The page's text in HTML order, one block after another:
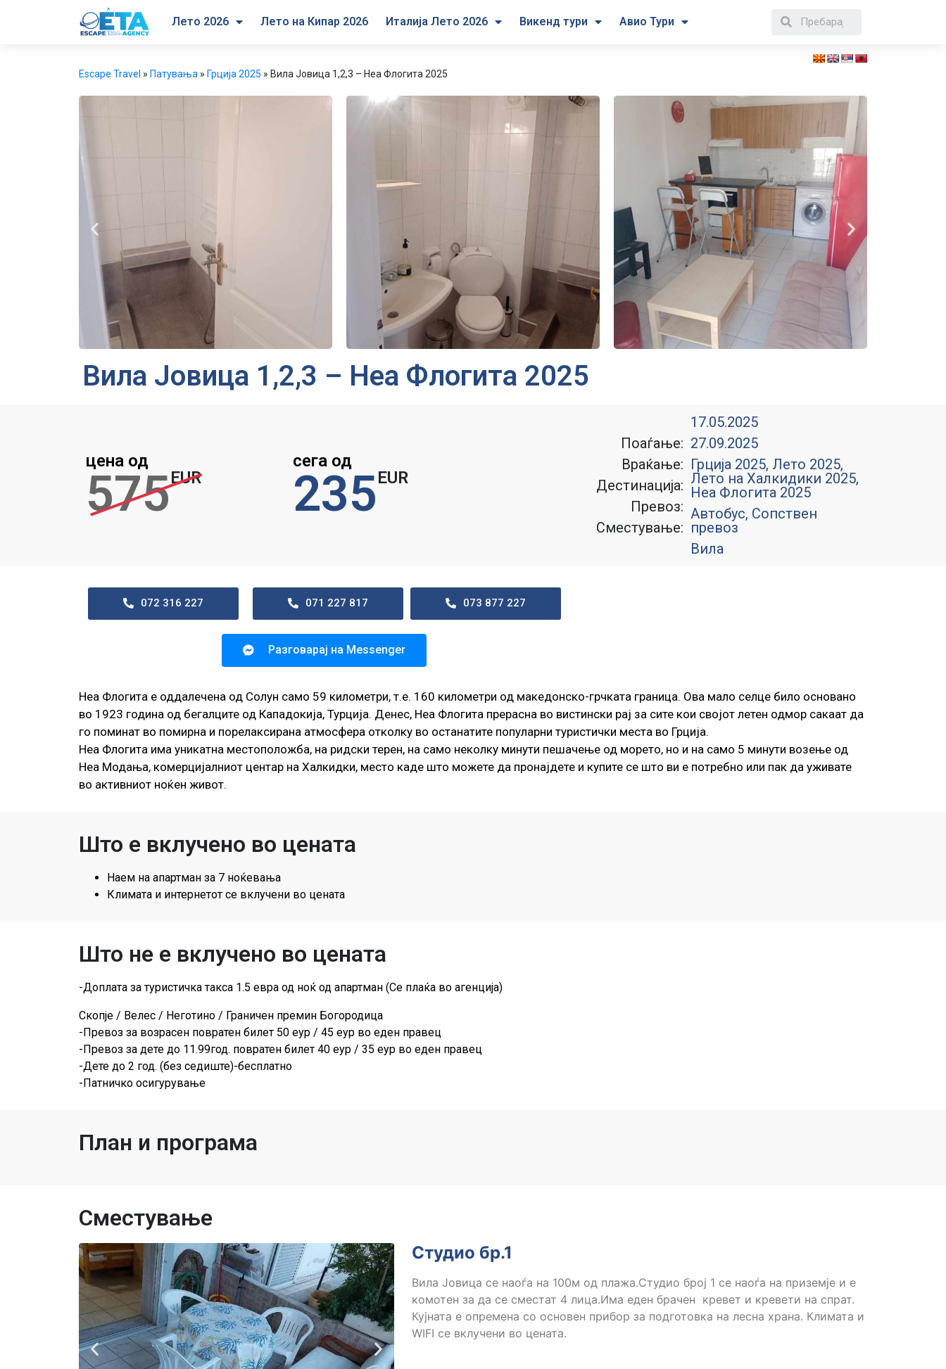
Лето 2026 Лето на Кипар 2026 Италија Лето 2026 Викенд тури Авио Тури
Escape Travel » Патувања » Грција 2025 » Вила Јовица 1,2,3 – Неа Флогита 2025
Вила Јовица 1,2,3 – Неа Флогита 2025
цена од
575EUR
сега од
235EUR
Поаѓање:
Враќање:
Дестинација:
Превоз:
Сместување:
17.05.2025
27.09.2025
Грција 2025, Лето 2025,
Лето на Халкидики 2025,
Неа Флогита 2025
Автобус, Сопствен
превоз
Вила
072 316 227 071 227 817 073 877 227
Разговарај на Messenger
Неа Флогита е оддалечена од Солун само 59 километри, т.е. 160 километри од македонско-грчката граница. Ова мало селце било основано
во 1923 година од бегалците од Кападокија, Турција. Денес, Неа Флогита прерасна во вистински рај за сите кои својот летен одмор сакаат да
го поминат во помирна и порелаксирана атмосфера отколку во останатите популарни туристички места во Грција.
Неа Флогита има уникатна местоположба, на ридски терен, на само неколку минути пешачење од морето, но и на само 5 минути возење од
Неа Модања, комерцијалниот центар на Халкидки, место каде што можете да пронајдете и купите се што ви е потребно или пак да уживате
во активниот ноќен живот.
Што е вклучено во цената
Наем на апартман за 7 ноќевања
Климата и интернетот се вклучени во цената
Што не е вклучено во цената
-Доплата за туристичка такса 1.5 евра од ноќ од апартман (Се плаќа во агенција)
Скопје / Велес / Неготино / Граничен премин Богородица
-Превоз за возрасен повратен билет 50 еур / 45 еур во еден правец
-Превоз за дете до 11.99год. повратен билет 40 eур / 35 еур во еден правец
-Дете до 2 год. (без седиште)-бесплатно
-Патничко осигурување
План и програма
Сместување
Студио бр.1
Вила Јовица се наоѓа на 100м од плажа.Студио број 1 се наоѓа на приземје и е
комотен за да се сместат 4 лица.Има еден брачен кревет и кревети на спрат.
Кујната е опремена со основен прибор за подготовка на лесна храна. Климата и
WIFI се вклучени во цената.